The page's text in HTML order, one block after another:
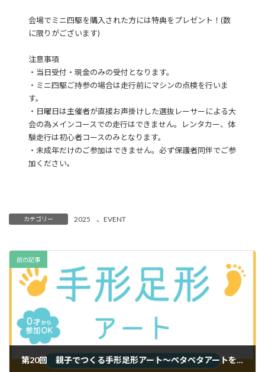
会場でミニ四駆を購入された方には特典をプレゼント！(数
に限りがございます)
注意事項
・当日受付・現金のみの受付となります。
・ミニ四駆ご持参の場合は走行前にマシンの点検を行いま
す。
・日曜日は主催者が直接お声掛けした選抜レーサーによる大
会の為メインコースでの走行はできません。レンタカー、体
験走行は初心者コースのみとなります。
・未成年だけのご参加はできません。必ず保護者同伴でご参
加ください。
カテゴリー 2025 、 EVENT
前の記事
第20回 親子でつくる手形足形アート〜ペタペタアートを楽しもう！〜